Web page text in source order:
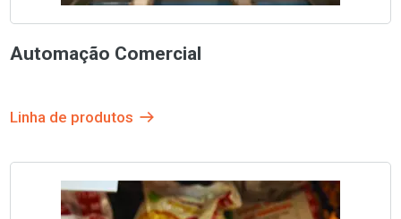
Automação Comercial
Linha de produtos